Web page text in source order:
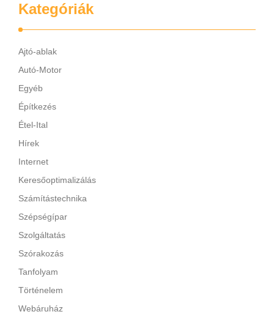
Kategóriák
Ajtó-ablak
Autó-Motor
Egyéb
Építkezés
Étel-Ital
Hírek
Internet
Keresőoptimalizálás
Számítástechnika
Szépségípar
Szolgáltatás
Szórakozás
Tanfolyam
Történelem
Webáruház